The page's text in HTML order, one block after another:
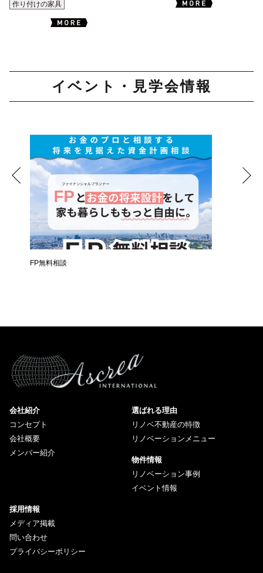
作り付けの家具
イベント・見学会情報
FP無料相談
会社紹介
コンセプト
会社概要
メンバー紹介
選ばれる理由
リノベ不動産の特徴
リノベーションメニュー
物件情報
リノベーション事例
イベント情報
採用情報
メディア掲載
問い合わせ
プライバシーポリシー